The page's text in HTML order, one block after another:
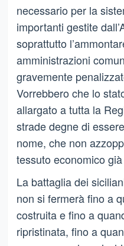
necessario per la
importanti gestite
soprattutto
amministrazioni
gravemente
Vorrebbero che lo
allargato a tutta la
strade degne di
nome, che non
tessuto economico
La battaglia dei
non si fermerà fino a
costruita e fino a
ripristinata, fino a